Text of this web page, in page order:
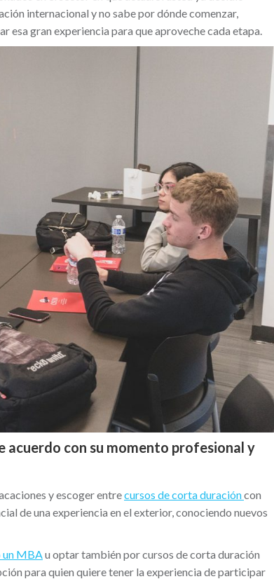
internacional y no sabe por dónde comenzar,
esa gran experiencia para que aproveche cada etapa.
acuerdo con su momento profesional y
y escoger entrecursos de corta duracióncon
de una experiencia en el exterior, conociendo nuevos
un MBA u optar también por cursos de corta duración
para quien quiere tener la experiencia de participar